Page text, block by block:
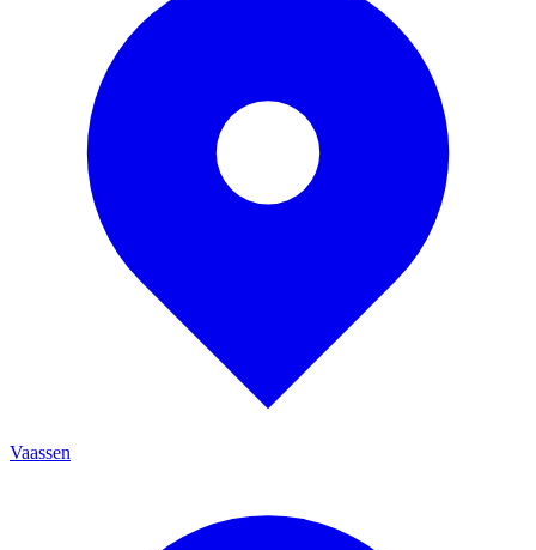
Vaassen